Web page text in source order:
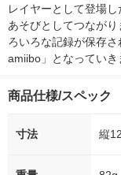
レイヤーとして登場
あそびとしてつなが
ろいろな記録が保存
amiibo」となっていき
商品仕様/スペック
寸法 縦